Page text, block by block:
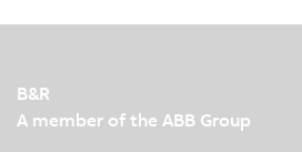
B&R
A member of the ABB Group